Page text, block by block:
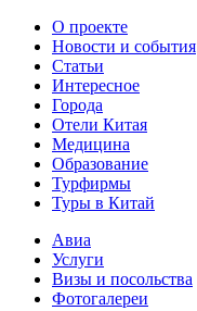
О проекте
Новости и события
Статьи
Интересное
Города
Отели Китая
Медицина
Образование
Турфирмы
Туры в Китай
Авиа
Услуги
Визы и посольства
Фотогалереи